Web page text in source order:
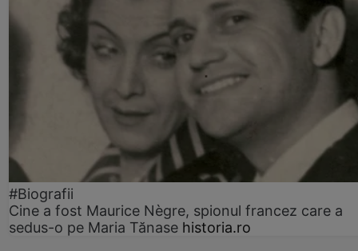
#Biografii
Cine a fost Maurice Nègre, spionul francez care a
sedus-o pe Maria Tănase historia.ro